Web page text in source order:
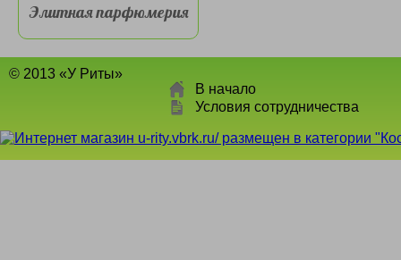
Элитная парфюмерия
© 2013 «У Риты»
В начало
Условия сотрудничества